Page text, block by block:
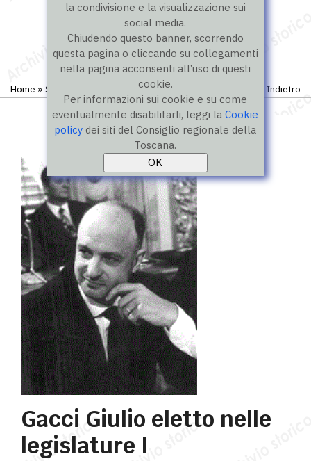
la condivisione e la visualizzazione sui
social media.
Chiudendo questo banner, scorrendo
questa pagina o cliccando su collegamenti
nella pagina acconsenti all’uso di questi
cookie.
Per informazioni sui cookie e su come
eventualmente disabilitarli, leggi laCookie
policy dei siti del Consiglio regionale della
Toscana.
Home » Storico »Consiglieri Indietro
Gacci Giulio eletto nelle
legislature I